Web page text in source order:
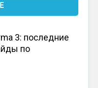
3: последние
по